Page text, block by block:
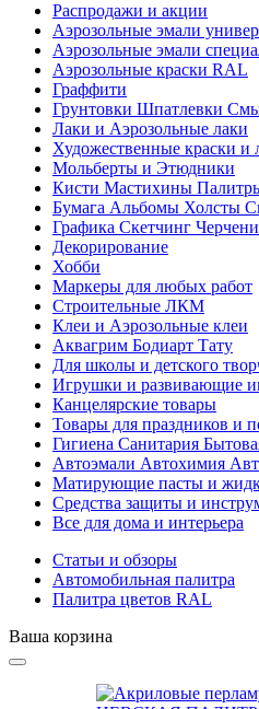
Распродажи и акции
Аэрозольные эмали
Аэрозольные эмали
Аэрозольные краски RAL
Граффити
Грунтовки Шпатлевки
Лаки и Аэрозольные лаки
Художественные краски и
Мольберты и Этюдники
Кисти Мастихины
Бумага Альбомы Холсты
Графика Скетчинг
Декорирование
Хобби
Маркеры для любых работ
Строительные ЛКМ
Клеи и Аэрозольные клеи
Аквагрим Бодиарт Тату
Для школы и детского
Игрушки и развивающие
Канцелярские товары
Товары для праздников и
Гигиена Санитария
Автоэмали Автохимия
Матирующие пасты и
Средства защиты и
Все для дома и интерьера
Статьи и обзоры
Автомобильная палитра
Палитра цветов RAL
Ваша корзина